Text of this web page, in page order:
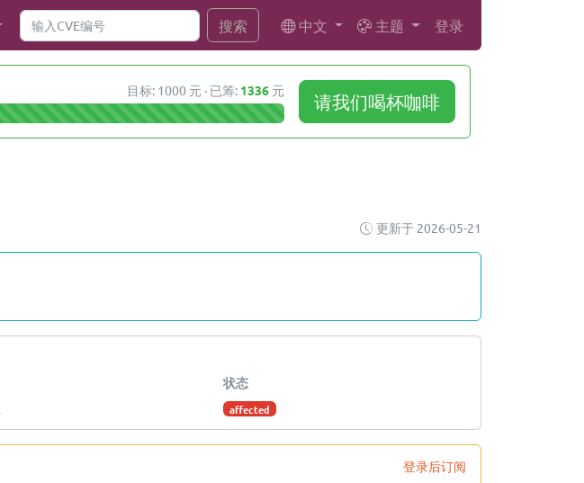
搜索 中文 主题 登录
目标: 1000 元 · 已筹: 1336 元
请我们喝杯咖啡
更新于 2026-05-21
状态
affected
登录后订阅